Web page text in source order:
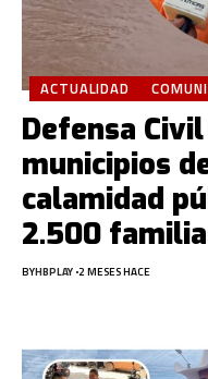
ACTUALIDAD
Defensa
municipios
calamidad
2.500
BYHBPLAY 2 MESES HACE